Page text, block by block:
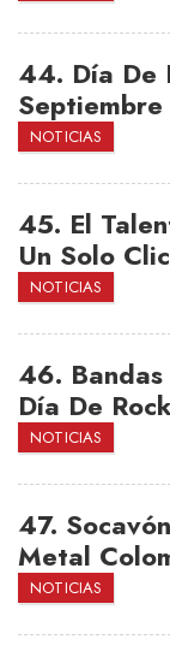
44. Día De
Septiembre
NOTICIAS
45. El
Un Solo Clic
NOTICIAS
46.
Día De
NOTICIAS
47.
Metal
NOTICIAS